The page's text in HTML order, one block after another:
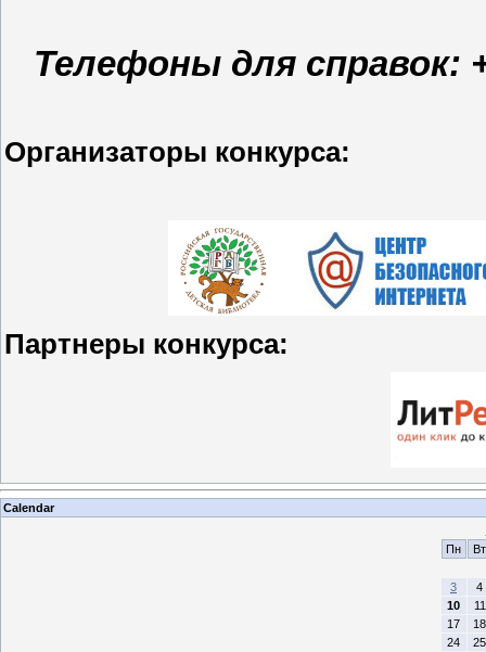
Телефоны для справок:
Организаторы конкурса:
Партнеры конкурса:
Calendar
Пн
Вт
3
4
10
11
17
18
24
25